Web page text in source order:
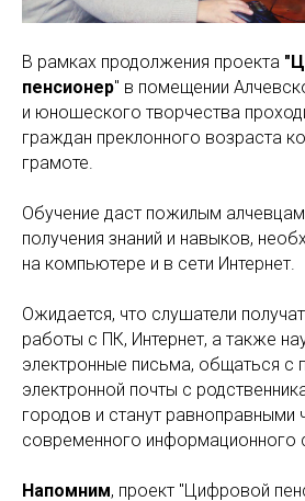
В рамках продолжения проекта
пенсионер" в помещении
и юношеского творчества
граждан преклонного возраста
грамоте.
Обучение даст пожилым
получения знаний и навыков,
на компьютере и в сети Интернет.
Ожидается, что слушатели
работы с ПК, Интернет, а также
электронные письма, общаться
электронной почты с
городов и станут равноправными
современного информационного
Напомним, проект "Цифровой